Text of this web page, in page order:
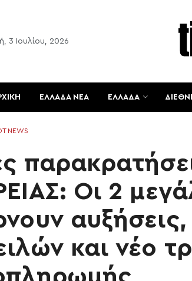
3 Ιουλίου, 2026
ΕΛΛΑΔΑ ΝΕΑ ΕΛΛΑΔΑ
NEWS
Οι 2
και νέο